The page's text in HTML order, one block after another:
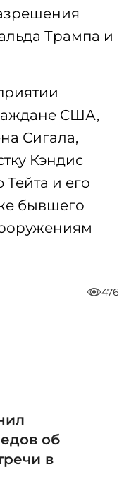
Трампа и
США,
Сигала,
Кэндис
и его
бывшего
476
об
в